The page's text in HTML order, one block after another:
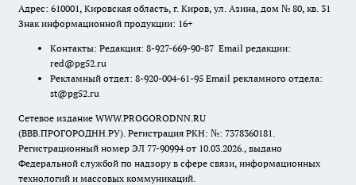
Адрес: 610001, Кировская область, г. Киров, ул. Азина, дом № 80, кв. 31
Знак информационной продукции: 16+
Контакты: Редакция: 8-927-669-90-87 Email редакции:
red@pg52.ru
Рекламный отдел: 8-920-004-61-95 Email рекламного отдела:
st@pg52.ru
Сетевое издание WWW.PROGORODNN.RU
(ВВВ.ПРОГОРОДНН.РУ). Регистрация РКН: №: 7378360181.
Регистрационный номер ЭЛ 77-90994 от 10.03.2026., выдано
Федеральной службой по надзору в сфере связи, информационных
технологий и массовых коммуникаций.